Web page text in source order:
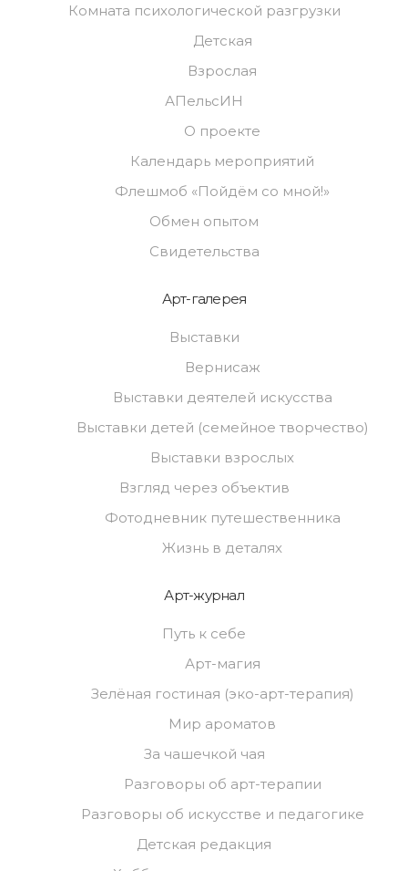
Комната психологической разгрузки
Детская
Взрослая
АПельсИН
О проекте
Календарь мероприятий
Флешмоб «Пойдём со мной!»
Обмен опытом
Свидетельства
Арт-галерея
Выставки
Вернисаж
Выставки деятелей искусства
Выставки детей (семейное творчество)
Выставки взрослых
Взгляд через объектив
Фотодневник путешественника
Жизнь в деталях
Арт-журнал
Путь к себе
Арт-магия
Зелёная гостиная (эко-арт-терапия)
Мир ароматов
За чашечкой чая
Разговоры об арт-терапии
Разговоры об искусстве и педагогике
Детская редакция